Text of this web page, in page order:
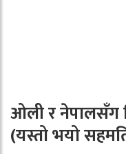
ओली र नेपालसँग
(यस्तो भयो